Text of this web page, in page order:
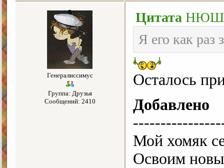
Генералиссимус
Группа: Друзья
Сообщений: 2410
Цитата
Я его как раз
Осталось
Добавлено
Мой хомяк
Освоим